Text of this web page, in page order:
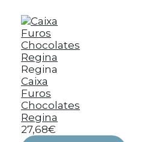
Regina
Caixa
Furos
Chocolates
Regina
27,68€